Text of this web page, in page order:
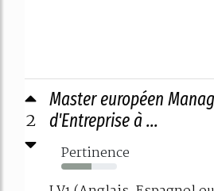
2
Master européen
d'Entreprise à ...
Pertinence
54%